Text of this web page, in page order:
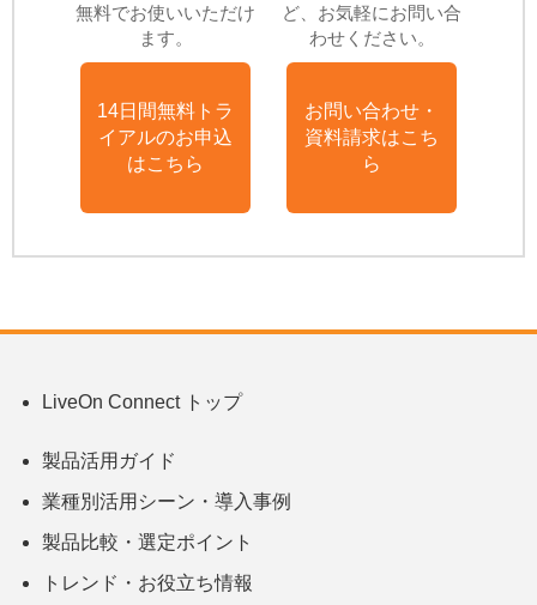
無料でお使いいただけ
ます。
14日間無料トラ
イアルのお申込
はこちら
ど、お気軽にお問い合
わせください。
お問い合わせ・
資料請求はこち
ら
LiveOn Connect トップ
製品活用ガイド
業種別活用シーン・導入事例
製品比較・選定ポイント
トレンド・お役立ち情報